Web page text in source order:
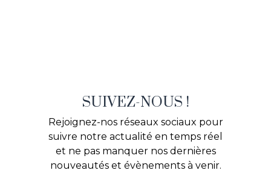
SUIVEZ-NOUS !
Rejoignez-nos réseaux sociaux pour
suivre notre actualité en temps réel
et ne pas manquer nos dernières
nouveautés et évènements à venir.